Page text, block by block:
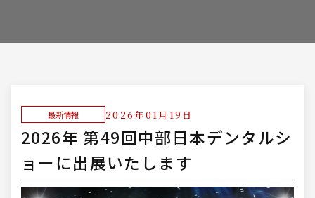
最新情報 2026年01月19日
2026年 第49回中部日本デンタルシ
ョーに出展いたします